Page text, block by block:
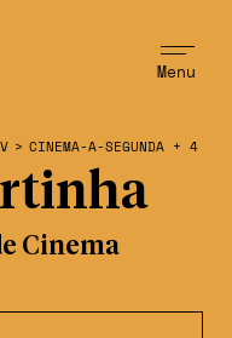
Menu
> CINEMA-A-SEGUNDA + 4
Cinema